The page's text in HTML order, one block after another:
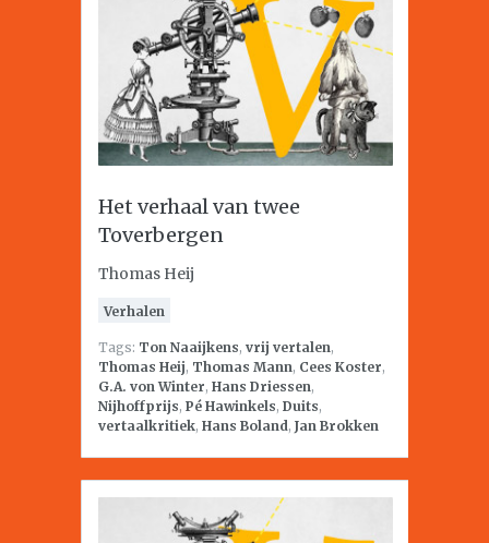
Het verhaal van twee
Toverbergen
Thomas Heij
Verhalen
Tags: Ton Naaijkens, vrij vertalen,
Thomas Heij, Thomas Mann, Cees Koster,
G.A. von Winter, Hans Driessen,
Nijhoffprijs, Pé Hawinkels, Duits,
vertaalkritiek, Hans Boland, Jan Brokken